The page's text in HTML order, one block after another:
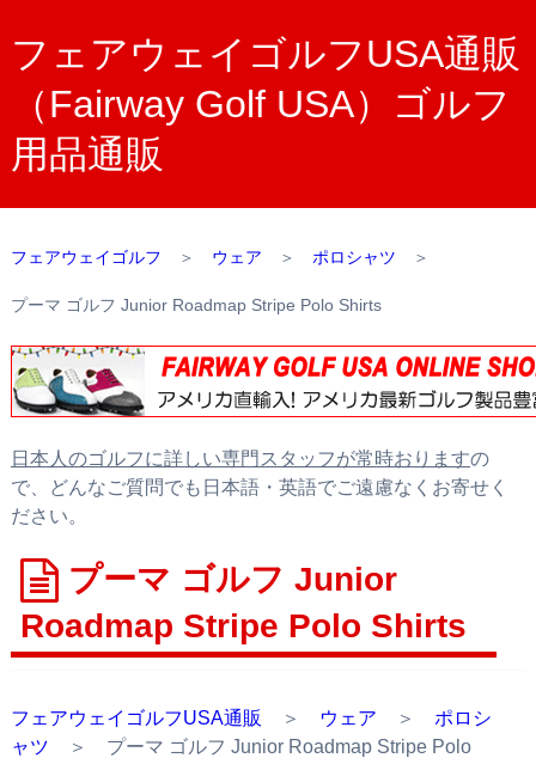
フェアウェイゴルフUSA通販
（Fairway Golf USA）ゴルフ
用品通販
フェアウェイゴルフ ＞ ウェア ＞ ポロシャツ ＞
プーマ ゴルフ Junior Roadmap Stripe Polo Shirts
日本人のゴルフに詳しい専門スタッフが常時おりますの
で、どんなご質問でも日本語・英語でご遠慮なくお寄せく
ださい。
プーマ ゴルフ Junior
Roadmap Stripe Polo Shirts
フェアウェイゴルフUSA通販 ＞ ウェア ＞ ポロシ
ャツ ＞ プーマ ゴルフ Junior Roadmap Stripe Polo